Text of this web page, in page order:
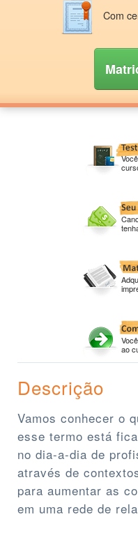
Com
ao
Descrição
Vamos conhecer o
esse termo está
no dia-a-dia de
através de
para aumentar as
em uma rede de